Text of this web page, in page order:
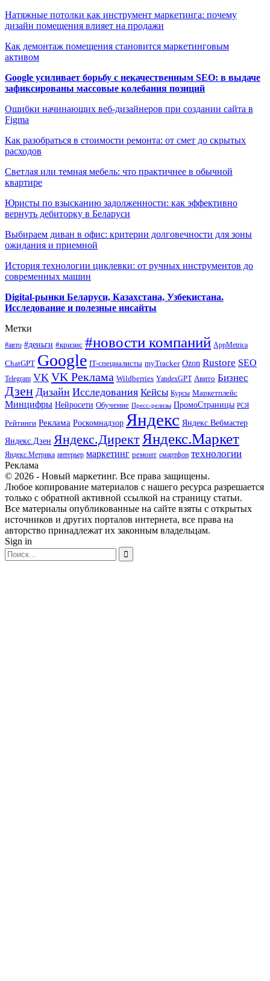
Натяжные потолки как инструмент маркетинга: почему
дизайн помещения влияет на продажи
Как демонтаж помещения становится маркетинговым
активом
Google усиливает борьбу с некачественным SEO: в выдаче
зафиксированы массовые колебания позиций
Ошибки начинающих веб-дизайнеров при создании сайта в
Figma
Как разобраться в стоимости ремонта: от смет до скрытых
расходов
Светлая или темная мебель: что практичнее в обычной
квартире
Юристы по взысканию задолженности: как эффективно
вернуть дебиторку в Беларуси
Выбираем диван в офис: критерии долговечности для зоны
ожидания и приемной
История технологии циклевки: от ручных инструментов до
современных машин
Digital-рынки Беларуси, Казахстана, Узбекистана.
Исследование и полезные инсайты
Метки
#авто #деньги #кризис #новости компаний AppMetrica
ChatGPT Google IT-специалисты myTracker Ozon Rustore SEO
Telegram VK VK Реклама Wildberries YandexGPT Авито Бизнес
Дзен Дизайн Исследования Кейсы Курсы Маркетплейс
Минцифры Нейросети Обучение Пресс-релизы ПромоСтраницы РСЯ
Рейтинги Реклама Роскомнадзор Яндекс Яндекс.Вебмастер
Яндекс.Дзен Яндекс.ДиректЯндекс.Маркет
Яндекс.Метрика интерьер маркетинг ремонт смартфон технологии
Реклама
© 2026 - Новый маркетинг. Все права защищены.
Любое копирование материалов с нашего ресурса разрешается
только с обратной активной ссылкой на страницу статьи.
Все материалы опубликованные на сайте взяты с открытых
источников и других порталов интернета, все права на
авторство принадлежат их законным владельцам.
Sign in